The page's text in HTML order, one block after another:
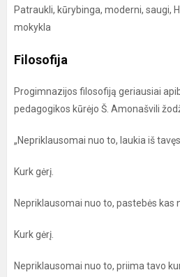
Patraukli, kūrybinga, moderni, saugi,
mokykla
Filosofija
Progimnazijos filosofiją geriausiai
pedagogikos kūrėjo Š. Amonašvili
„Nepriklausomai nuo to, laukia iš
Kurk gėrį.
Nepriklausomai nuo to, pastebės kas
Kurk gėrį.
Nepriklausomai nuo to, priima tavo